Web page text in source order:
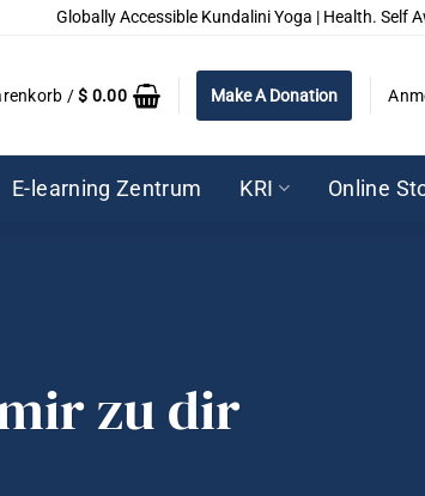
Globally Accessible Kundalini Yoga | Health. Self
/$ 0.00 Make A Donation
E-learning Zentrum KRI Online
zu dir